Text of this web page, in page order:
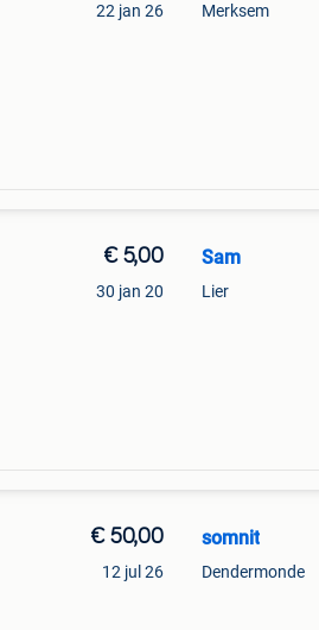
22 jan 26 Merksem
€ 5,00
30 jan 20
Sam
Lier
€ 50,00
12 jul 26
somnit
Dendermonde